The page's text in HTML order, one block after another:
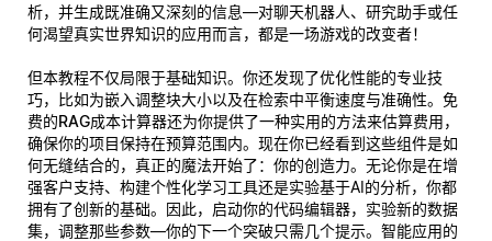
析，并生成既准确又深刻的信息—对聊天机器人、研究助手或任
何渴望真实世界知识的应用而言，都是一场游戏的改变者！
但本教程不仅局限于基础知识。你还发现了优化性能的专业技
巧，比如为嵌入调整块大小以及在检索中平衡速度与准确性。免
费的RAG成本计算器还为你提供了一种实用的方法来估算费用，
确保你的项目保持在预算范围内。现在你已经看到这些组件是如
何无缝结合的，真正的魔法开始了： 你的创造力。无论你是在增
强客户支持、构建个性化学习工具还是实验基于AI的分析，你都
拥有了创新的基础。因此，启动你的代码编辑器，实验新的数据
集，调整那些参数—你的下一个突破只需几个提示。智能应用的